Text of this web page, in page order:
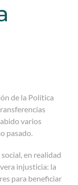
de la Política
varios
pasado.
en realidad
injusticia: la
para beneficiar